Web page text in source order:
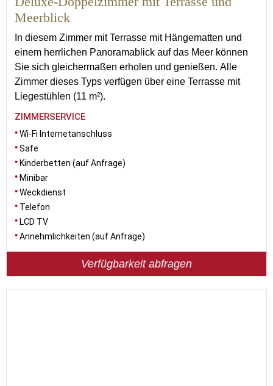
Meerblick
In diesem Zimmer mit Terrasse mit Hängematten und
einem herrlichen Panoramablick auf das Meer können
Sie sich gleichermaßen erholen und genießen. Alle
Zimmer dieses Typs verfügen über eine Terrasse mit
Liegestühlen (11 m²).
ZIMMERSERVICE
Wi-Fi Internetanschluss
Safe
Kinderbetten (auf Anfrage)
Minibar
Weckdienst
Telefon
LCD TV
Annehmlichkeiten (auf Anfrage)
Verfügbarkeit abfragen